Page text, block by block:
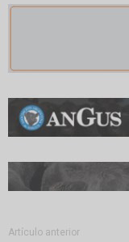
Artículo anterior